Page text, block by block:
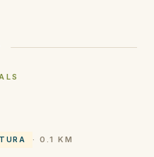
· 0.1 KM